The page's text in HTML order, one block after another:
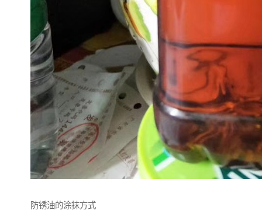
防锈油的涂抹方式